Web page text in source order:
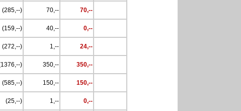
(285,--) 70,-- 70,--
(159,--) 40,-- 0,--
(272,--) 1,-- 24,--
) 350,-- 350,--
(585,--) 150,-- 150,--
(25,--) 1,-- 0,--